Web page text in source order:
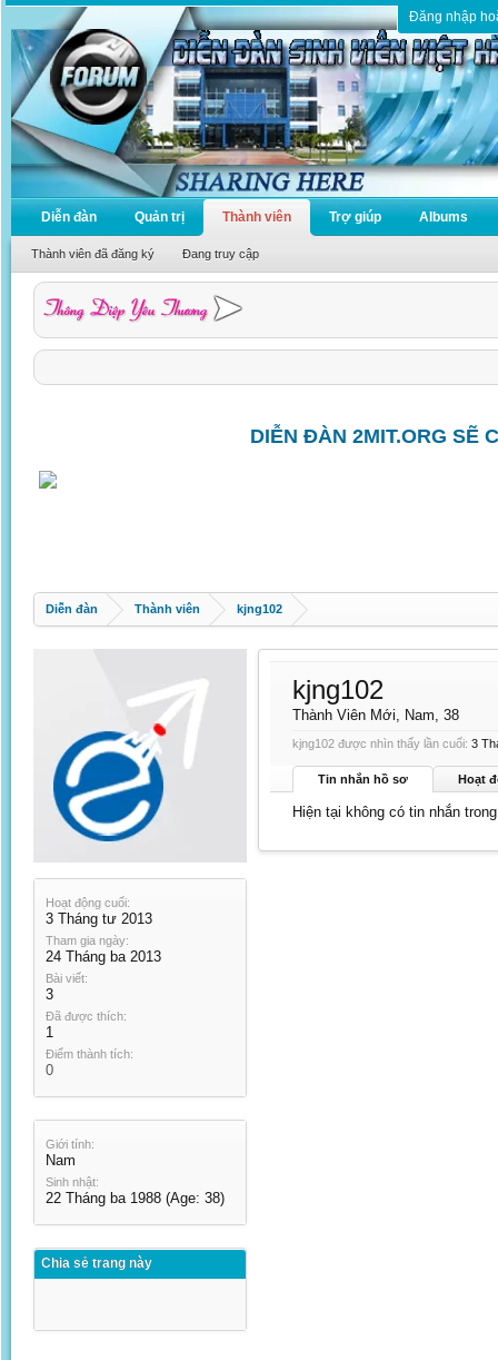
Đăng nhập
Diễn đàn Quản trị Thành viên
Thành viên đã đăng ký Đang truy cập
Trợ giúp Albums
DIỄN ĐÀN 2MIT.ORG SẼ
Diễn đàn Thành viên kjng102
Hoạt động cuối:
3 Tháng tư 2013
Tham gia ngày:
24 Tháng ba 2013
Bài viết:
3
Đã được thích:
1
Điểm thành tích:
0
Giới tính:
Nam
Sinh nhật:
22 Tháng ba 1988 (Age: 38)
Chia sẻ trang này
kjng102
Thành Viên Mới, Nam, 38
kjng102 được nhìn thấy lần cuối: 3
Tin nhắn hồ sơ Hoạt
Hiện tại không có tin nhắn